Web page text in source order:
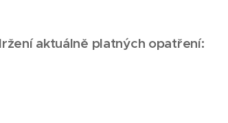
aktuálně platných opatření: